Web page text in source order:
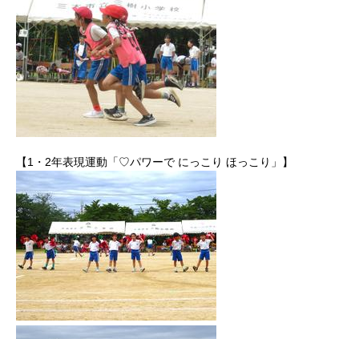
【1・2年表現運動「♡パワーで にっこり ほっこり」】